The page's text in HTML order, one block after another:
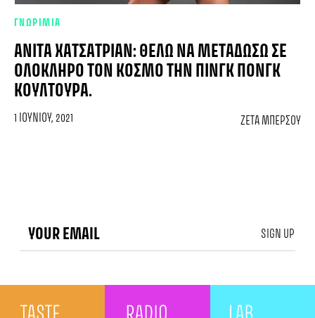
ΓΝΩΡΙΜΙΑ
ΑΝΊΤΑ ΧΑΤΣΑΤΡΙΆΝ: ΘΈΛΩ ΝΑ ΜΕΤΑΔΏΣΩ ΣΕ
ΟΛΌΚΛΗΡΟ ΤΟΝ ΚΌΣΜΟ ΤΗΝ ΠΙΝΓΚ ΠΟΝΓΚ
ΚΟΥΛΤΟΎΡΑ.
1 ΙΟΥΝΊΟΥ, 2021 ΖΈΤΑ ΜΠΈΡΣΟΥ
SIGN UP